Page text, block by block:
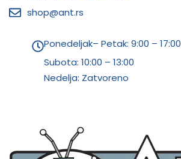
shop@ant.rs
Ponedeljak– Petak: 9:00 – 17:00
Subota: 10:00 – 13:00
Nedelja: Zatvoreno